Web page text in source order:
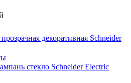
стекло Schneider Electric